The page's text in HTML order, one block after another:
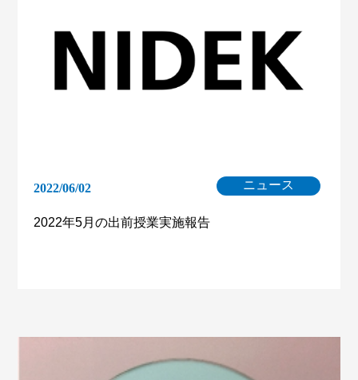
2022/06/02 ニュース
2022年5月の出前授業実施報告